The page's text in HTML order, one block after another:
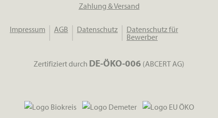
Zahlung & Versand
Impressum AGB Datenschutz
Datenschutz für
Bewerber
Zertifiziert durch DE-ÖKO-006 (ABCERT AG)